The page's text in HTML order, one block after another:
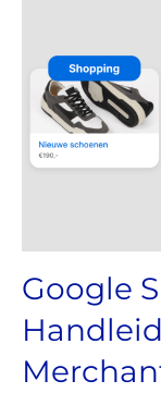
Google